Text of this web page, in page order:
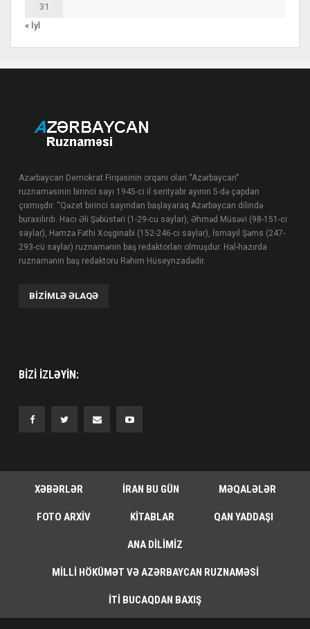
31
« İyl
Azərbaycan Demokrat Firqəsinin orqanı olan “Azərbaycan”
ruznaməsinin birinci sayı 1945-ci il sentyabr ayının 5-də çapdan
çıxmışdır. “Qəzet birinci sayından başlayaraq Azərbaycan dilində
buraxılırdı. Hacı Əli Şəbüstəri (1-29-cu saylar), Əhməd Müsəvi (98-151-ci
saylar), Həmzə Fəthi Xoşginabi (152-246-cı saylar), İsmayıl Şəms (247-
293-cü saylar) ruznamənin baş redaktorları olmuşdur. Hal-hazırda
ruznamənin baş redaktoru Rəhim Hüseynzadədir.
BIZIMLƏ ƏLAQƏ
BIZI IZLƏYIN:
XƏBƏRLƏR İRAN BU GÜN MƏQALƏLƏR
FOTO ARXIV KITABLAR QAN YADDAŞI
ANA DILIMIZ
MILLI HÖKÜMƏT VƏ AZƏRBAYCAN RUZNAMƏSI
İTI BUCAQDAN BAXIŞ